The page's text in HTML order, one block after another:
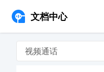
文档中心
视频通话